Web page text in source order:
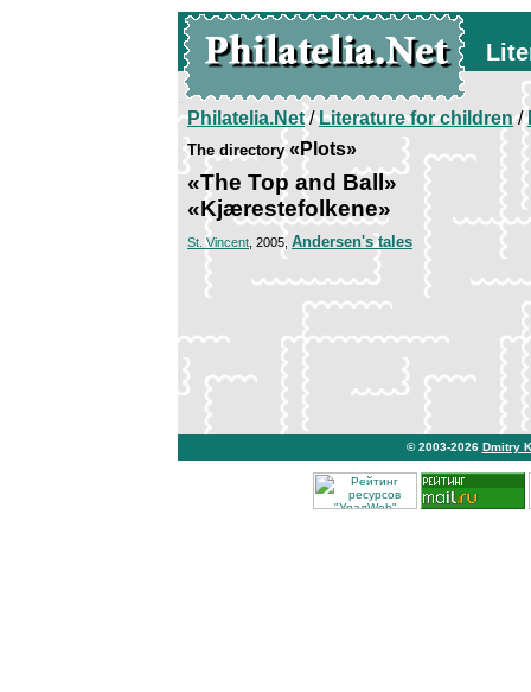
Philatelia.Net/Literature for children/
The directory«Plots»
«The Top and Ball»
«Kjærestefolkene»
St. Vincent , 2005, Andersen's tales
© 2003-2026 Dmitry